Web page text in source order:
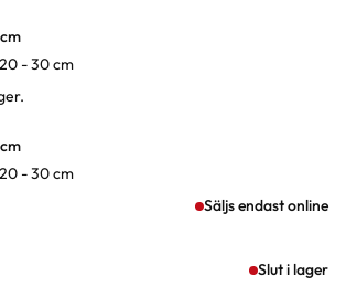
- 30 cm
- 30 cm
Säljs endast online
Slut i lager